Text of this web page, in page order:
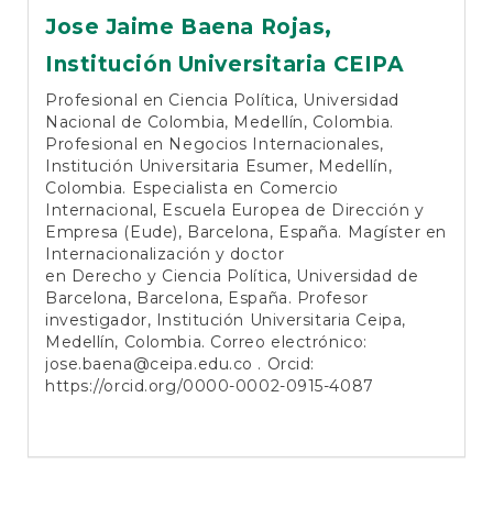
Jose Jaime Baena Rojas,
Institución Universitaria CEIPA
Profesional en Ciencia Política, Universidad
Nacional de Colombia, Medellín, Colombia.
Profesional en Negocios Internacionales,
Institución Universitaria Esumer, Medellín,
Colombia. Especialista en Comercio
Internacional, Escuela Europea de Dirección y
Empresa (Eude), Barcelona, España. Magíster en
Internacionalización y doctor
en Derecho y Ciencia Política, Universidad de
Barcelona, Barcelona, España. Profesor
investigador, Institución Universitaria Ceipa,
Medellín, Colombia. Correo electrónico:
jose.baena@ceipa.edu.co . Orcid:
https://orcid.org/0000-0002-0915-4087